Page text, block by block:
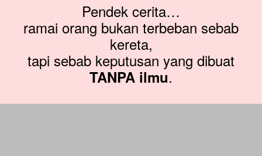
Pendek cerita…
ramai orang bukan terbeban sebab
kereta,
tapi sebab keputusan yang dibuat
TANPA ilmu.